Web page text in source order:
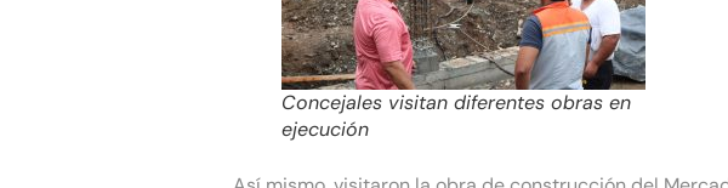
Concejales visitan diferentes obras en
ejecución